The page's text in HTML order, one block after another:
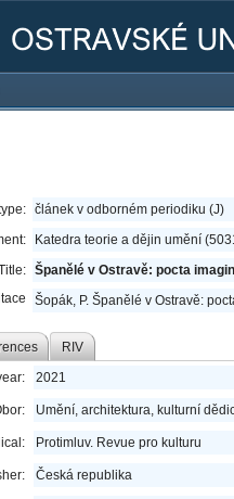
článek v odborném periodiku (J)
Katedra teorie a dějin umění
Španělé v Ostravě: pocta
Šopák, P. Španělé v Ostravě:
RIV
2021
Umění, architektura, kulturní
Protimluv. Revue pro kulturu
Česká republika